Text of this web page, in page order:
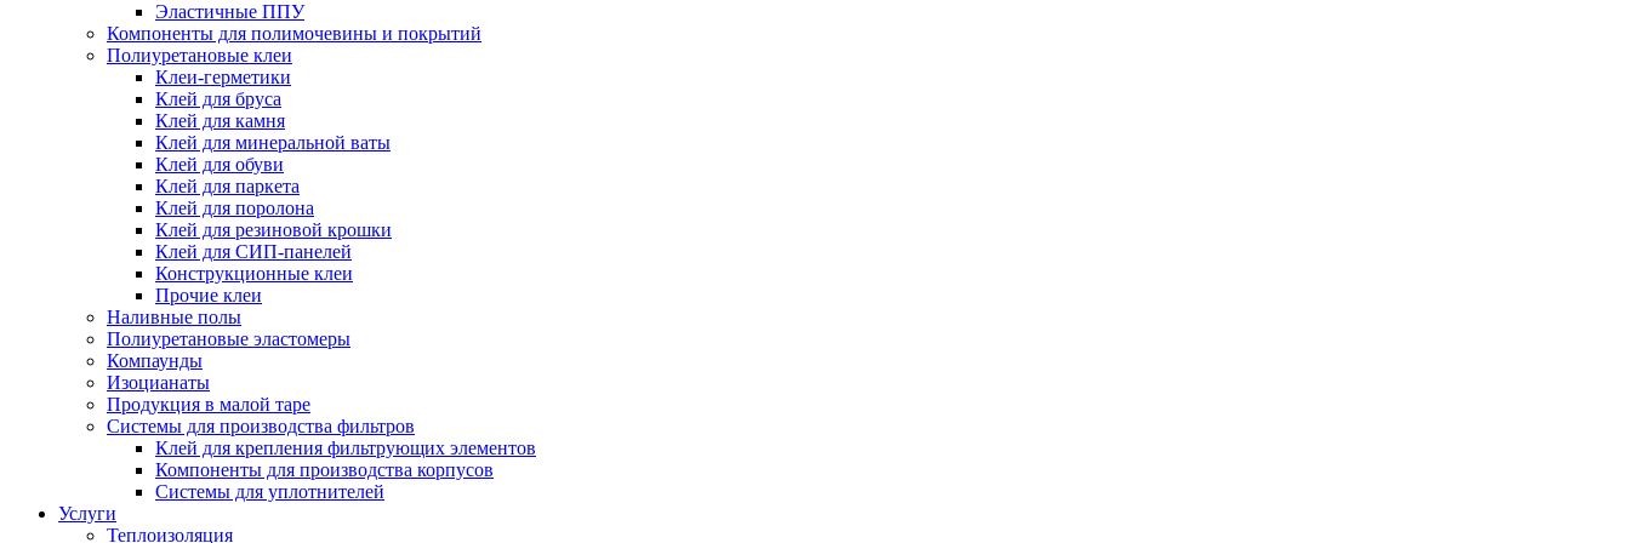
Эластичные ППУ
Компоненты для полимочевины и покрытий
Полиуретановые клеи
Клеи-герметики
Клей для бруса
Клей для камня
Клей для минеральной ваты
Клей для обуви
Клей для паркета
Клей для поролона
Клей для резиновой крошки
Клей для СИП-панелей
Конструкционные клеи
Прочие клеи
Наливные полы
Полиуретановые эластомеры
Компаунды
Изоцианаты
Продукция в малой таре
Системы для производства фильтров
Клей для крепления фильтрующих элементов
Компоненты для производства корпусов
Системы для уплотнителей
Услуги
Теплоизоляция